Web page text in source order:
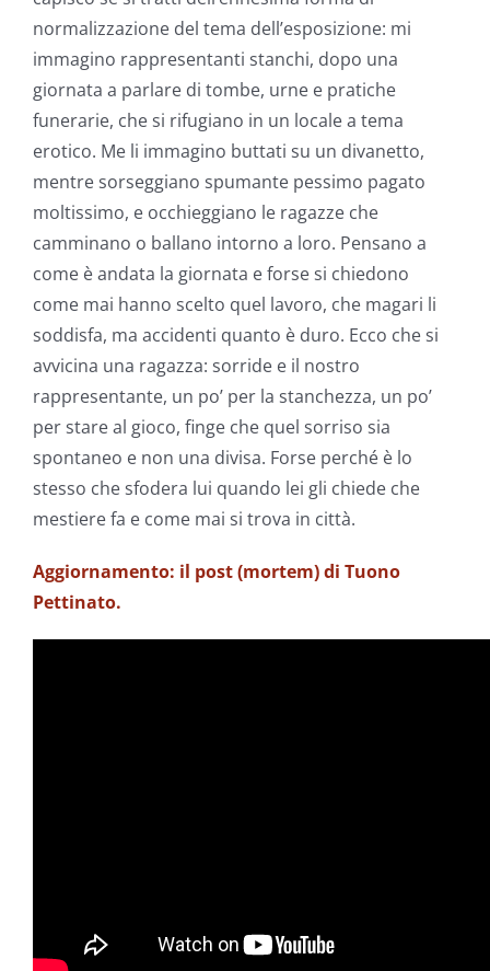
normalizzazione del tema dell’esposizione: mi
immagino rappresentanti stanchi, dopo una
giornata a parlare di tombe, urne e pratiche
funerarie, che si rifugiano in un locale a tema
erotico. Me li immagino buttati su un divanetto,
mentre sorseggiano spumante pessimo pagato
moltissimo, e occhieggiano le ragazze che
camminano o ballano intorno a loro. Pensano a
come è andata la giornata e forse si chiedono
come mai hanno scelto quel lavoro, che magari li
soddisfa, ma accidenti quanto è duro. Ecco che si
avvicina una ragazza: sorride e il nostro
rappresentante, un po’ per la stanchezza, un po’
per stare al gioco, finge che quel sorriso sia
spontaneo e non una divisa. Forse perché è lo
stesso che sfodera lui quando lei gli chiede che
mestiere fa e come mai si trova in città.
Aggiornamento: il post (mortem) di Tuono
Pettinato.